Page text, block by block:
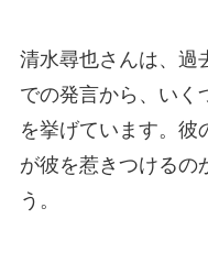
清水尋也さんは、過
での発言から、いく
を挙げています。彼
が彼を惹きつけるの
う。